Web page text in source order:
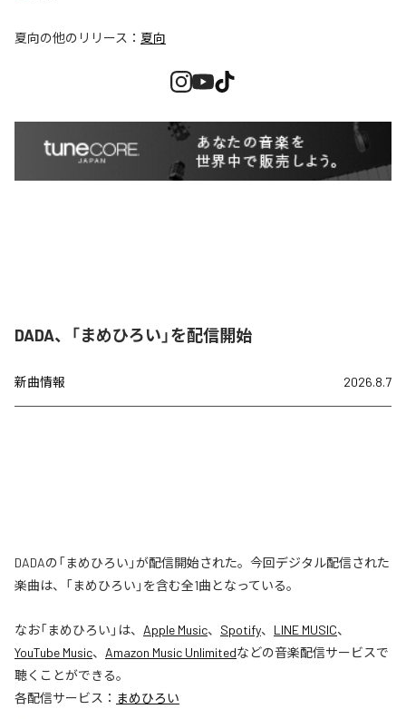
夏向の他のリリース： 夏向
DADA、「まめひろい」を配信開始
新曲情報 2026.8.7
DADAの「まめひろい」が配信開始された。今回デジタル配信された
楽曲は、「まめひろい」を含む全1曲となっている。
なお「まめひろい 」は、 Apple Music、 Spotify、 LINE MUSIC、
YouTube Music、 Amazon Music Unlimitedなどの音楽配信サービスで
聴くことができる。
各配信サービス： まめひろい